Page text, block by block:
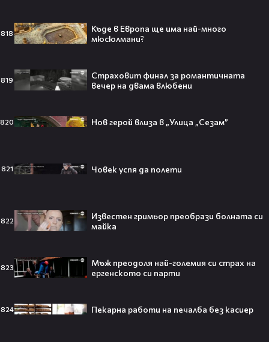
818
Къде в Европа ще има най-много
мюсюлмани?
819
Страховит финал за романтичната
вечер на двама влюбени
820 Нов герой влиза в „Улица „Сезам”
821 Човек успя да полети
822
Известен гримьор преобрази болната си
майка
823
Мъж преодоля най-големия си страх на
ергенското си парти
824 Пекарна работи на печалба без касиер
Защо Ахил липсва от „Одисей“ на
Кристофър Нолън? Най-
Theo в The Voice Cast: "Правен съм
в дискотека!" 👀💥
Paramount и Warner Bros. за 110
милиарда долара!😯💥